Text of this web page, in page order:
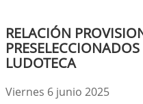
RELACIÓN
LUDOTECA
Viernes 6 junio 2025